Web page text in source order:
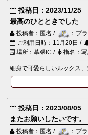
投稿日：2023/11/25
最高のひとときでした
投稿者：匿名 /
：プ
ご利用日時：11月20日 /
場所：幕張IC /
指名：写
細身で可愛らしいルックス
投稿日：2023/08/05
またお願いしたいです。
投稿者：匿名 /
：プ